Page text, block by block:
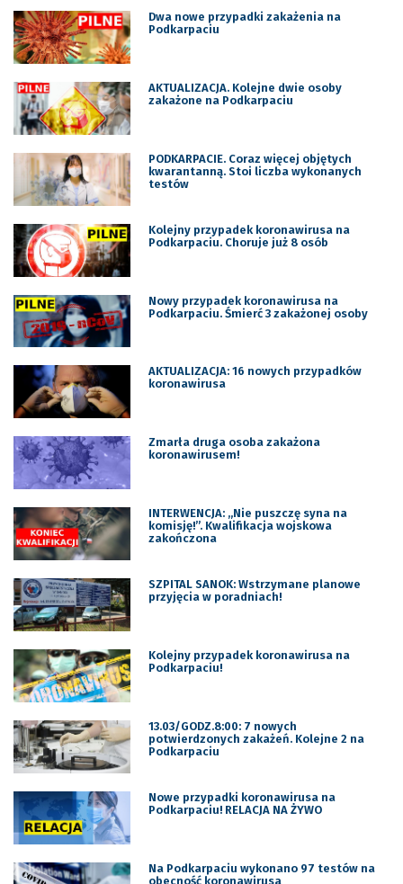
Dwa nowe przypadki zakażenia na
Podkarpaciu
AKTUALIZACJA. Kolejne dwie osoby
zakażone na Podkarpaciu
PODKARPACIE. Coraz więcej objętych
kwarantanną. Stoi liczba wykonanych
testów
Kolejny przypadek koronawirusa na
Podkarpaciu. Choruje już 8 osób
Nowy przypadek koronawirusa na
Podkarpaciu. Śmierć 3 zakażonej osoby
AKTUALIZACJA: 16 nowych przypadków
koronawirusa
Zmarła druga osoba zakażona
koronawirusem!
INTERWENCJA: „Nie puszczę syna na
komisję!”. Kwalifikacja wojskowa
zakończona
SZPITAL SANOK: Wstrzymane planowe
przyjęcia w poradniach!
Kolejny przypadek koronawirusa na
Podkarpaciu!
13.03/GODZ.8:00: 7 nowych
potwierdzonych zakażeń. Kolejne 2 na
Podkarpaciu
Nowe przypadki koronawirusa na
Podkarpaciu! RELACJA NA ŻYWO
Na Podkarpaciu wykonano 97 testów na
obecność koronawirusa